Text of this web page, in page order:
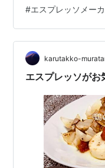
にか観光もしたいと
不安なもので…。お
すー。 エスプレッ
な記事を書きました
#エスプレッソメー
karutakko-
エスプレッソが